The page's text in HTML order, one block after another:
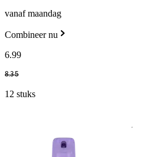
vanaf maandag
Combineer nu
6.99
8.35
12 stuks